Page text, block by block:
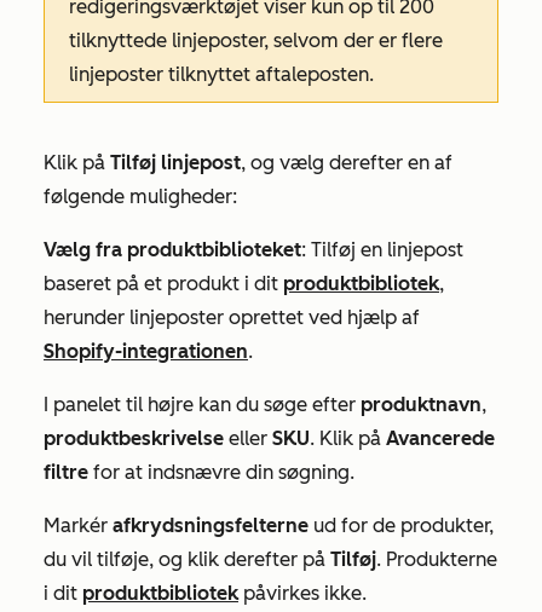
redigeringsværktøjet viser kun op til 200
tilknyttede linjeposter, selvom der er flere
linjeposter tilknyttet aftaleposten.
Klik på Tilføj linjepost, og vælg derefter en af
følgende muligheder:
Vælg fra produktbiblioteket: Tilføj en linjepost
baseret på et produkt i dit produktbibliotek,
herunder linjeposter oprettet ved hjælp af
Shopify-integrationen.
I panelet til højre kan du søge efter produktnavn,
produktbeskrivelse eller SKU. Klik på Avancerede
filtre for at indsnævre din søgning.
Markér afkrydsningsfelterne ud for de produkter,
du vil tilføje, og klik derefter på Tilføj. Produkterne
i dit produktbibliotekpåvirkes ikke.